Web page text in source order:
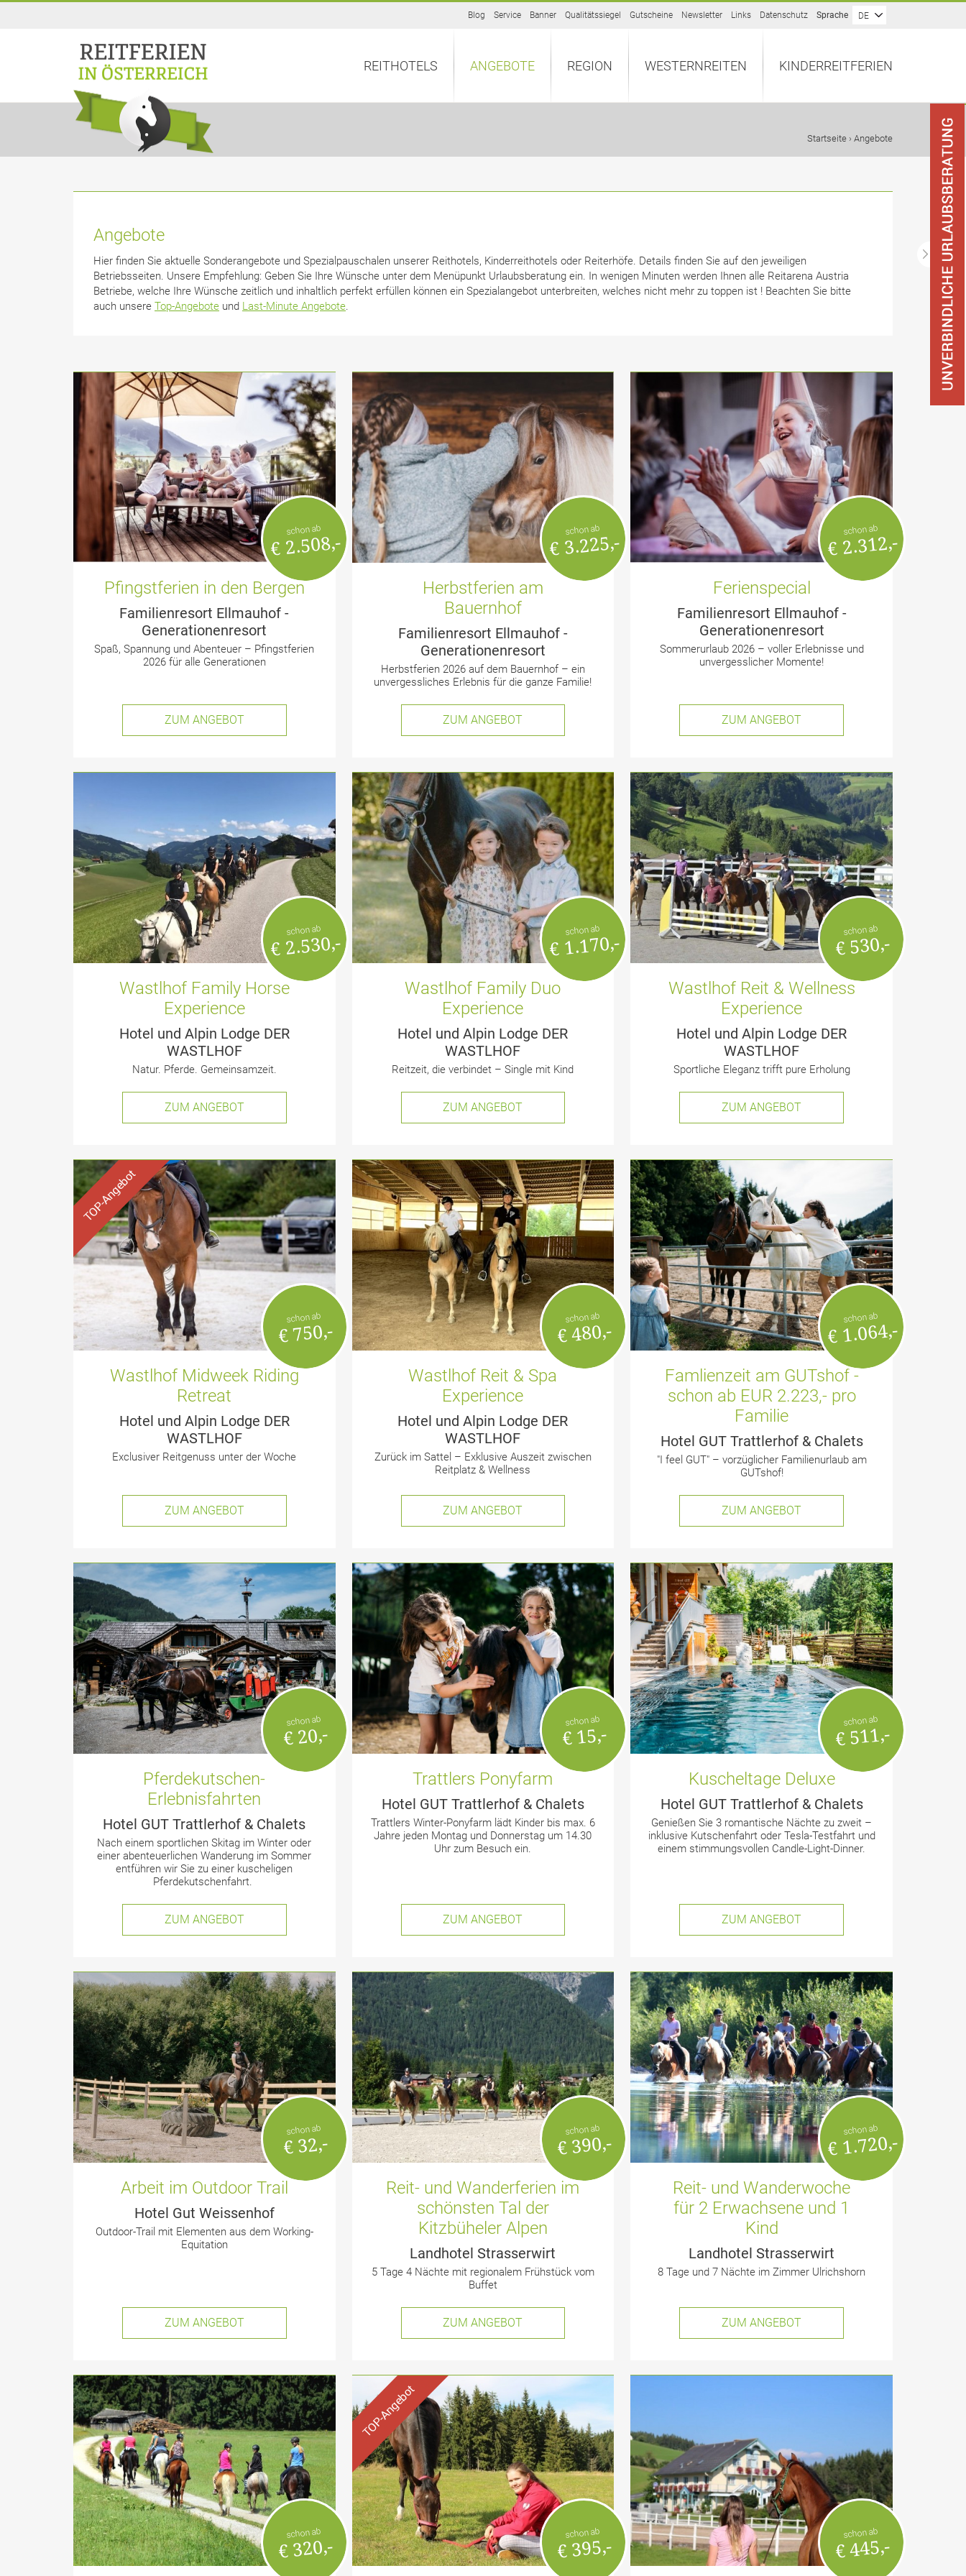
Blog Service Banner Qualitätssiegel Gutscheine Newsletter Links Datenschutz Sprache DE
REITHOTELS ANGEBOTE REGION WESTERNREITEN KINDERREITFERIEN
Startseite › Angebote
Angebote
Hier finden Sie aktuelle Sonderangebote und Spezialpauschalen unserer Reithotels, Kinderreithotels oder Reiterhöfe. Details finden Sie auf den jeweiligen
Betriebsseiten. Unsere Empfehlung: Geben Sie Ihre Wünsche unter dem Menüpunkt Urlaubsberatung ein. In wenigen Minuten werden Ihnen alle Reitarena Austria
Betriebe, welche Ihre Wünsche zeitlich und inhaltlich perfekt erfüllen können ein Spezialangebot unterbreiten, welches nicht mehr zu toppen ist ! Beachten Sie bitte
auch unsere Top-Angebote und Last-Minute Angebote.
schon ab
€ 2.508,-
Pfingstferien in den Bergen
Familienresort Ellmauhof -
Generationenresort
Spaß, Spannung und Abenteuer – Pfingstferien
2026 für alle Generationen
ZUM ANGEBOT
schon ab
€ 3.225,-
Herbstferien am
Bauernhof
Familienresort Ellmauhof -
Generationenresort
Herbstferien 2026 auf dem Bauernhof – ein
unvergessliches Erlebnis für die ganze Familie!
ZUM ANGEBOT
schon ab
€ 2.312,-
Ferienspecial
Familienresort Ellmauhof -
Generationenresort
Sommerurlaub 2026 – voller Erlebnisse und
unvergesslicher Momente!
ZUM ANGEBOT
schon ab
€ 2.530,-
Wastlhof Family Horse
Experience
Hotel und Alpin Lodge DER
WASTLHOF
Natur. Pferde. Gemeinsamzeit.
ZUM ANGEBOT
schon ab
€ 1.170,-
Wastlhof Family Duo
Experience
Hotel und Alpin Lodge DER
WASTLHOF
Reitzeit, die verbindet – Single mit Kind
ZUM ANGEBOT
schon ab
€ 530,-
Wastlhof Reit & Wellness
Experience
Hotel und Alpin Lodge DER
WASTLHOF
Sportliche Eleganz trifft pure Erholung
ZUM ANGEBOT
schon ab
€ 750,-
Wastlhof Midweek Riding
Retreat
Hotel und Alpin Lodge DER
WASTLHOF
Exclusiver Reitgenuss unter der Woche
ZUM ANGEBOT
schon ab
€ 480,-
Wastlhof Reit & Spa
Experience
Hotel und Alpin Lodge DER
WASTLHOF
Zurück im Sattel – Exklusive Auszeit zwischen
Reitplatz & Wellness
ZUM ANGEBOT
schon ab
€ 1.064,-
Famlienzeit am GUTshof -
schon ab EUR 2.223,- pro
Familie
Hotel GUT Trattlerhof & Chalets
"I feel GUT" – vorzüglicher Familienurlaub am
GUTshof!
ZUM ANGEBOT
schon ab
€ 20,-
Pferdekutschen-
Erlebnisfahrten
Hotel GUT Trattlerhof & Chalets
Nach einem sportlichen Skitag im Winter oder
einer abenteuerlichen Wanderung im Sommer
entführen wir Sie zu einer kuscheligen
Pferdekutschenfahrt.
ZUM ANGEBOT
schon ab
€ 15,-
Trattlers Ponyfarm
Hotel GUT Trattlerhof & Chalets
Trattlers Winter-Ponyfarm lädt Kinder bis max. 6
Jahre jeden Montag und Donnerstag um 14.30
Uhr zum Besuch ein.
ZUM ANGEBOT
schon ab
€ 511,-
Kuscheltage Deluxe
Hotel GUT Trattlerhof & Chalets
Genießen Sie 3 romantische Nächte zu zweit –
inklusive Kutschenfahrt oder Tesla-Testfahrt und
einem stimmungsvollen Candle-Light-Dinner.
ZUM ANGEBOT
schon ab
€ 32,-
Arbeit im Outdoor Trail
Hotel Gut Weissenhof
Outdoor-Trail mit Elementen aus dem Working-
Equitation
ZUM ANGEBOT
schon ab
€ 390,-
Reit- und Wanderferien im
schönsten Tal der
Kitzbüheler Alpen
Landhotel Strasserwirt
5 Tage 4 Nächte mit regionalem Frühstück vom
Buffet
ZUM ANGEBOT
schon ab
€ 1.720,-
Reit- und Wanderwoche
für 2 Erwachsene und 1
Kind
Landhotel Strasserwirt
8 Tage und 7 Nächte im Zimmer Ulrichshorn
ZUM ANGEBOT
schon ab
€ 320,-
schon ab
€ 395,-
schon ab
€ 445,-